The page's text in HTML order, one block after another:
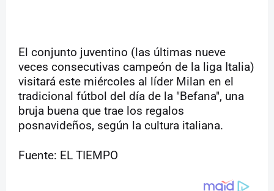
El conjunto juventino (las últimas nueve
veces consecutivas campeón de la liga Italia)
visitará este miércoles al líder Milan en el
tradicional fútbol del día de la "Befana", una
bruja buena que trae los regalos
posnavideños, según la cultura italiana.
Fuente: EL TIEMPO